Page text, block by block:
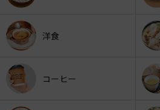
洋食
コーヒー